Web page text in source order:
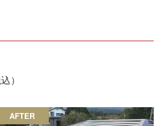
）
AFTER